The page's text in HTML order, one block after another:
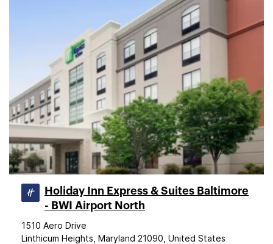
Holiday Inn Express & Suites Baltimore
- BWI Airport North
1510 Aero Drive
Linthicum Heights, Maryland 21090, United States